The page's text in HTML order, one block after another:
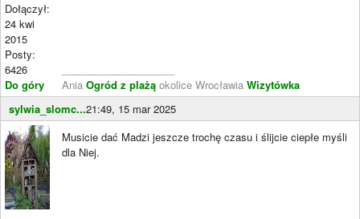
Dołączył:
24 kwi
2015
Posty:
6426
Do góry
Ania Ogród z plażą okolice Wrocławia Wizytówka
sylwia_slomc...21:49, 15 mar 2025
Musicie dać Madzi jeszcze trochę czasu i ślijcie ciepłe myśli
dla Niej.